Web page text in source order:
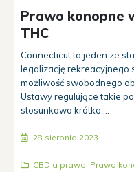
Prawo konopne
THC
Connecticut to jeden ze
legalizację rekreacyjnego
możliwość swobodnego
Ustawy regulujące takie
stosunkowo krótko,...
28 sierpnia 2023
CBD a prawo Prawo